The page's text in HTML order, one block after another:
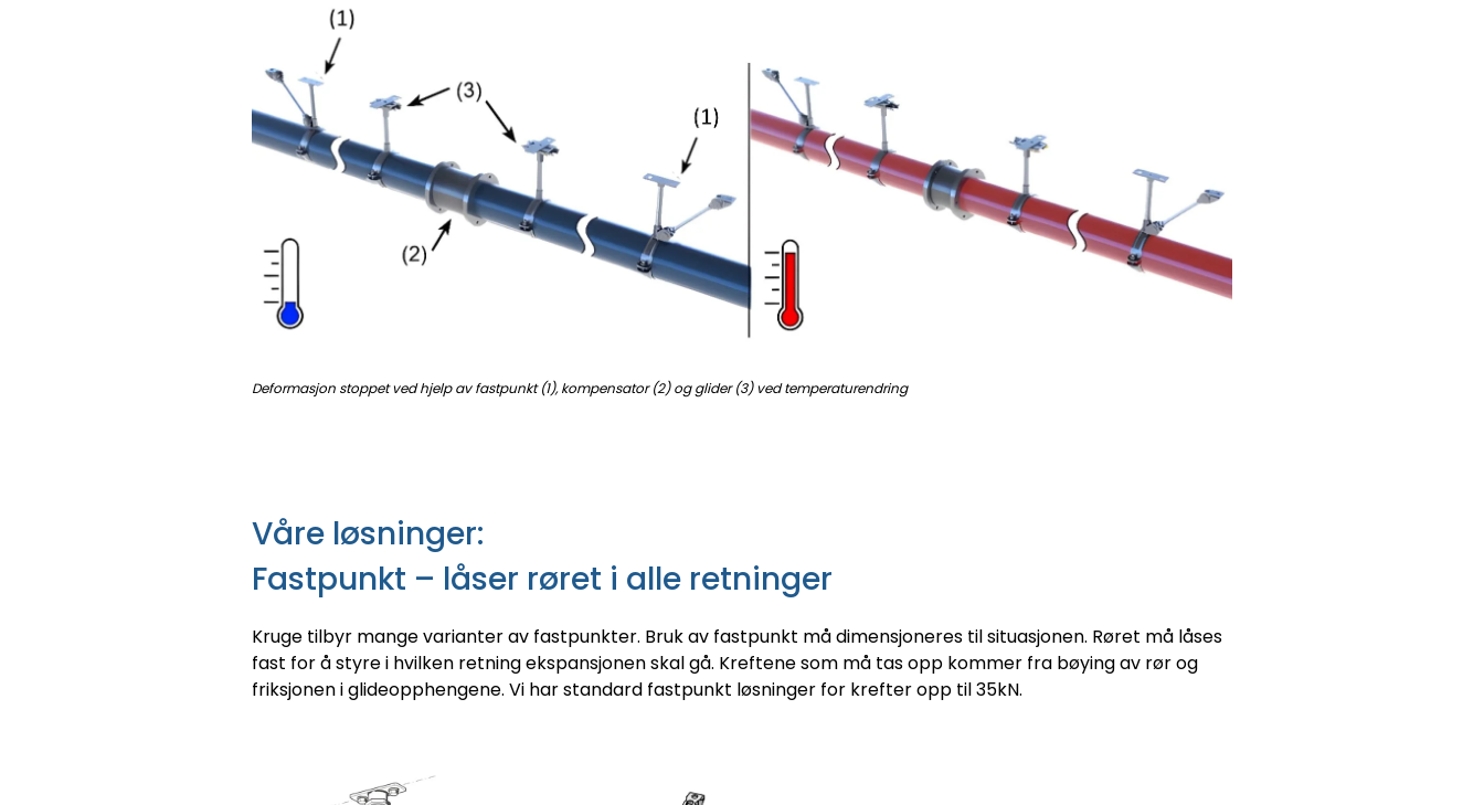
Deformasjon stoppet ved hjelp av fastpunkt (1), kompensator (2) og glider (3) ved temperaturendring
Våre løsninger:
Fastpunkt – låser røret i alle retninger
Kruge tilbyr mange varianter av fastpunkter. Bruk av fastpunkt må dimensjoneres til situasjonen. Røret må låses
fast for å styre i hvilken retning ekspansjonen skal gå. Kreftene som må tas opp kommer fra bøying av rør og
friksjonen i glideopphengene. Vi har standard fastpunkt løsninger for krefter opp til 35kN.